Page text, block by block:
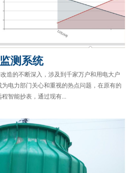
测系统
造的不断深入，涉及到千家万户和用电大户
电力部门关心和重视的热点问题，在原有的
智能抄表，通过现有...